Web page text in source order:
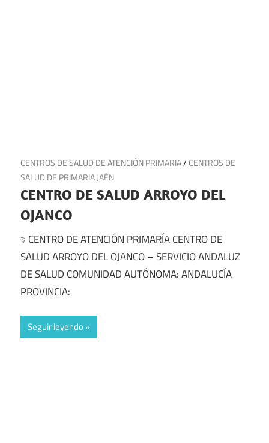
14 de julio de 2025
CENTROS DE SALUD DE ATENCIÓN PRIMARIA/CENTROS DE
SALUD DE PRIMARIA JAÉN
CENTRO DE SALUD ARROYO DEL
OJANCO
⚕️ CENTRO DE ATENCIÓN PRIMARÍA CENTRO DE
SALUD ARROYO DEL OJANCO – SERVICIO ANDALUZ
DE SALUD COMUNIDAD AUTÓNOMA: ANDALUCÍA
PROVINCIA:
Seguir leyendo